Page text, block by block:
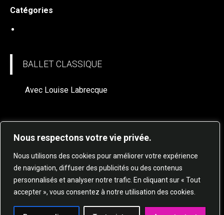
Nous respectons votre vie privée.
Nous utilisons des cookies pour améliorer votre expérience
de navigation, diffuser des publicités ou des contenus
personnalisés et analyser notre trafic. En cliquant sur « Tout
accepter », vous consentez à notre utilisation des cookies.
Catégories
BALLET CLASSIQUE
Avec Louise Labrecque
© 2025 STUDIO DE DANSE HARMONIE TOUS